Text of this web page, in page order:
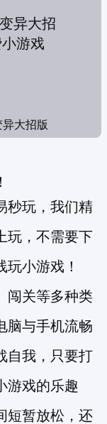
大招版
秒玩，我们精
玩，不需要下
小游戏！
闯关等多种类
脑与手机流畅
自我，只要打
游戏的乐趣
短暂放松，还